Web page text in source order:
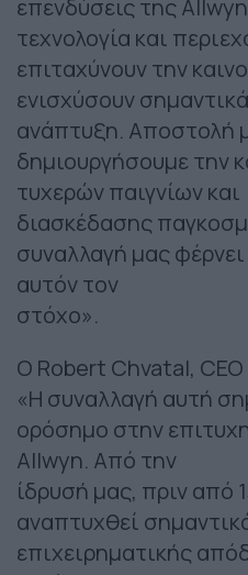
επενδύσεις της
τεχνολογία και
επιταχύνουν την
ενισχύσουν
ανάπτυξη. Αποστολή
δημιουργήσουμε την
τυχερών παιγνίων και
διασκέδασης
συναλλαγή μας
αυτόν τον
στόχο».
Ο Robert Chvatal,
«Η συναλλαγή αυτή
ορόσημο στην
Allwyn. Από την
ίδρυσή μας, πριν από
αναπτυχθεί
επιχειρηματικής